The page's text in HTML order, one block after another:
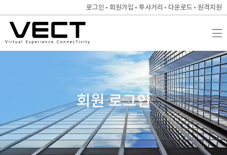
로그인 회원가입 투사거리 다운로드 원격지원
회원 로그인